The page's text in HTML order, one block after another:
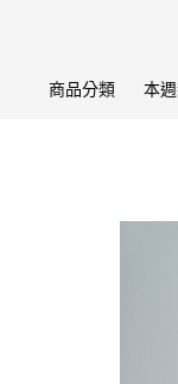
商品分類 本